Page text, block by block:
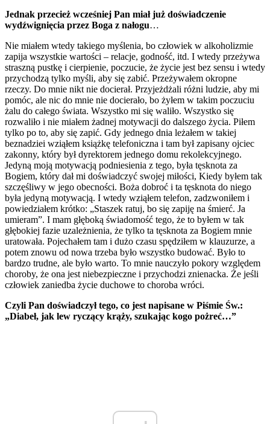
Jednak przecież wcześniej Pan miał już doświadczenie
wydźwignięcia przez Boga z nałogu…
Nie miałem wtedy takiego myślenia, bo człowiek w alkoholizmie
zapija wszystkie wartości – relacje, godność, itd. I wtedy przeżywa
straszną pustkę i cierpienie, poczucie, że życie jest bez sensu i wtedy
przychodzą tylko myśli, aby się zabić. Przeżywałem okropne
rzeczy. Do mnie nikt nie docierał. Przyjeżdżali różni ludzie, aby mi
pomóc, ale nic do mnie nie docierało, bo żyłem w takim poczuciu
żalu do całego świata. Wszystko mi się waliło. Wszystko się
rozwaliło i nie miałem żadnej motywacji do dalszego życia. Piłem
tylko po to, aby się zapić. Gdy jednego dnia leżałem w takiej
beznadziei wziąłem książkę telefoniczna i tam był zapisany ojciec
zakonny, który był dyrektorem jednego domu rekolekcyjnego.
Jedyną moją motywacją podniesienia z tego, była tęsknota za
Bogiem, który dał mi doświadczyć swojej miłości, Kiedy byłem tak
szczęśliwy w jego obecności. Boża dobroć i ta tęsknota do niego
była jedyną motywacją. I wtedy wziąłem telefon, zadzwoniłem i
powiedziałem krótko: „Staszek ratuj, bo się zapiję na śmierć. Ja
umieram”. I mam głęboką świadomość tego, że to byłem w tak
głębokiej fazie uzależnienia, że tylko ta tęsknota za Bogiem mnie
uratowała. Pojechałem tam i dużo czasu spędziłem w klauzurze, a
potem znowu od nowa trzeba było wszystko budować. Było to
bardzo trudne, ale było warto. To mnie nauczyło pokory względem
choroby, że ona jest niebezpieczne i przychodzi znienacka. Że jeśli
człowiek zaniedba życie duchowe to choroba wróci.
Czyli Pan doświadczył tego, co jest napisane w Piśmie Św.:
„Diabeł, jak lew ryczący krąży, szukając kogo pożreć…”